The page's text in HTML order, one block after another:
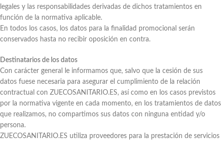
legales y las responsabilidades derivadas de dichos tratamientos en
función de la normativa aplicable.
En todos los casos, los datos para la finalidad promocional serán
conservados hasta no recibir oposición en contra.
Destinatarios de los datos
Con carácter general le informamos que, salvo que la cesión de sus
datos fuese necesaria para asegurar el cumplimiento de la relación
contractual con ZUECOSANITARIO.ES, así como en los casos previstos
por la normativa vigente en cada momento, en los tratamientos de datos
que realizamos, no compartimos sus datos con ninguna entidad y/o
persona.
ZUECOSANITARIO.ES utiliza proveedores para la prestación de servicios